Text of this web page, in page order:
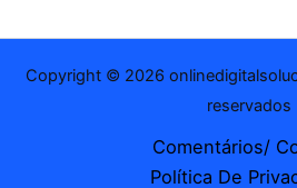
Copyright © 2026
reservados
Comentários/
Política De